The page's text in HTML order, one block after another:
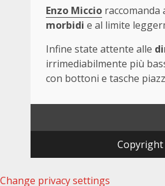
Enzo Miccio raccomanda
morbidi e al limite
Infine state attente alle
irrimediabilmente più
con bottoni e tasche
Copyright
Change privacy settings